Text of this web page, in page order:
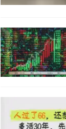
14、遇到一
放下了，就释然了
15、人生的一
局，你能包容多少